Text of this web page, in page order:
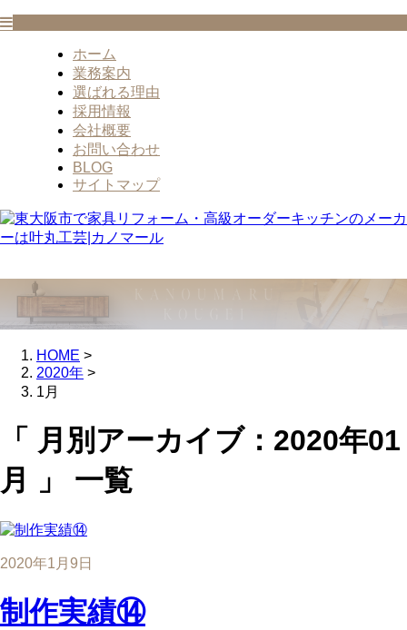
ホーム
業務案内
選ばれる理由
採用情報
会社概要
お問い合わせ
BLOG
サイトマップ
HOME >
2020年 >
1月
「 月別アーカイブ：2020年01
月 」 一覧
2020年1月9日
制作実績⑭